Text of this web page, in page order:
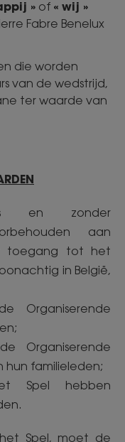
» of « wij »
Fabre Benelux
die worden
van de wedstrijd,
ter waarde van
en zonder
aan
toegang tot het
in België,
Organiserende
Organiserende
hun familieleden;
Spel hebben
Spel, moet de